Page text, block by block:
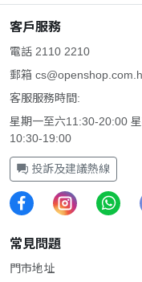
客戶服務
電話 2110 2210
郵箱
客服服務時間:
星期一至六11:30-20:00 星
10:30-19:00
投訴及建議熱線
常見問題
門市地址